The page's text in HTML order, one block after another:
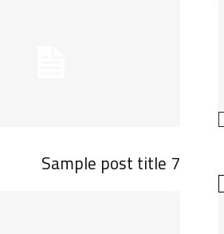
Sample post title 7